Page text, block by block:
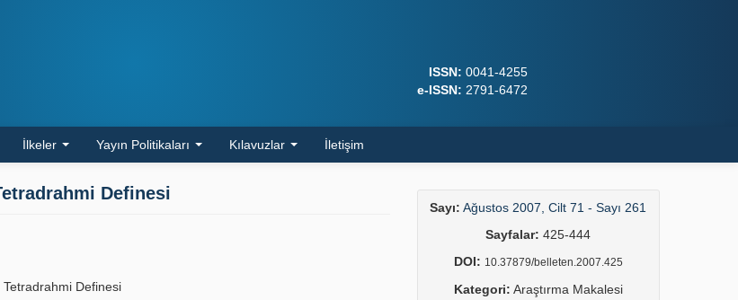
ISSN: 0041-4255
e-ISSN: 2791-6472
İlkeler Yayın Politikaları Kılavuzlar İletişim
Definesi
Definesi
Sayı: Ağustos 2007, Cilt 71 - Sayı 261
Sayfalar: 425-444
DOI: 10.37879/belleten.2007.425
Kategori: Araştırma Makalesi